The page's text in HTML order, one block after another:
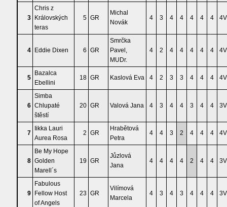
3
Chris z
Královských
teras
5 GR
Michal
Novák
4 3 4 4 4 4 4 4V
4 Eddie Dixen 6 GR
Smrčka
Pavel,
MUDr.
4 2 4 4 4 4 4 4V
5
Bazalca
Ebellini
18 GR Kaslová Eva 4 2 3 3 4 4 4 4V
6
Simba
Chlupaté
štěstí
20 GR Valová Jana 4 3 4 4 3 4 4 3V
7
Iikka Lauri
Aurea Rosa
2 GR
Hrabětová
Petra
4 4 3 2 4 4 4 4V
8
Be My Hope
Golden
Marell´s
19 GR
Jůzlová
Jana
4 4 4 4 2 4 4 3V
9
Fabulous
Fellow Host
of Angels
23 GR
Vilímová
Marcela
4 3 4 3 4 4 4 3V